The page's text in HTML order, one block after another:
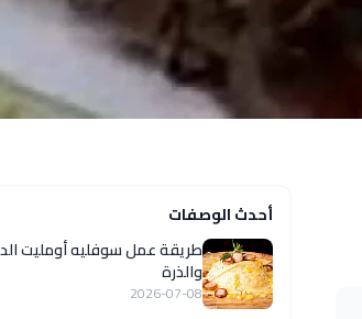
أحدث الوصفات
طريقة عمل سوفليه أومليت
والذرة
2026-07-08